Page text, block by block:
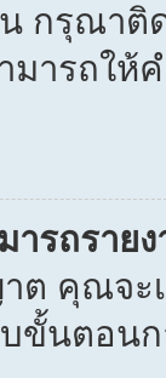
กรุณา
มารถใ
ารถรา
คุณจะเ
ขั้นตอนก